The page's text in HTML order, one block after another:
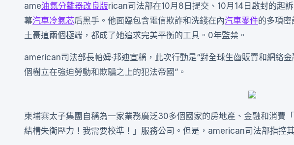
ame油氣分離器改良版rican司法部在10月8日提交、10月14日啟封的起
幕汽車冷氣芯后黑手。他面臨包含電信欺詐和洗錢在內汽車零件的多項
土豪這兩個極端，都成了她追求完美平衡的工具。0年監禁。
american司法部長帕姆·邦迪宣稱，此次行動是“對全球生齒販賣和網絡
個樹立在強迫勞動和欺騙之上的犯法帝國”。
柬埔寨太子集團自稱為一家業務廣泛30多個國家的房地產、金融和消費
結構失衡壓力！我需要校準！」服務公司。但是，american司法部指控